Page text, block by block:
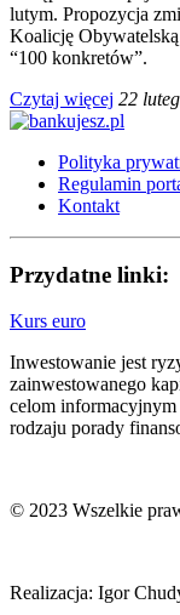
lutym. Propozycja
Koalicję
“100 konkretów”.
Czytaj więcej 22
Polityka
Regulamin
Kontakt
Przydatne linki:
Kurs euro
Inwestowanie jest
zainwestowanego
celom
rodzaju porady
© 2023 Wszelkie
Realizacja: Igor